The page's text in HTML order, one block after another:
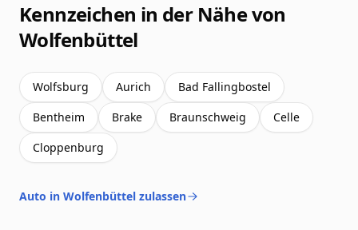
Kennzeichen in der Nähe von
Wolfenbüttel
Wolfsburg Aurich
Bad Fallingbostel
Bentheim
Brake Braunschweig
Celle
Cloppenburg
Auto in Wolfenbüttel zulassen